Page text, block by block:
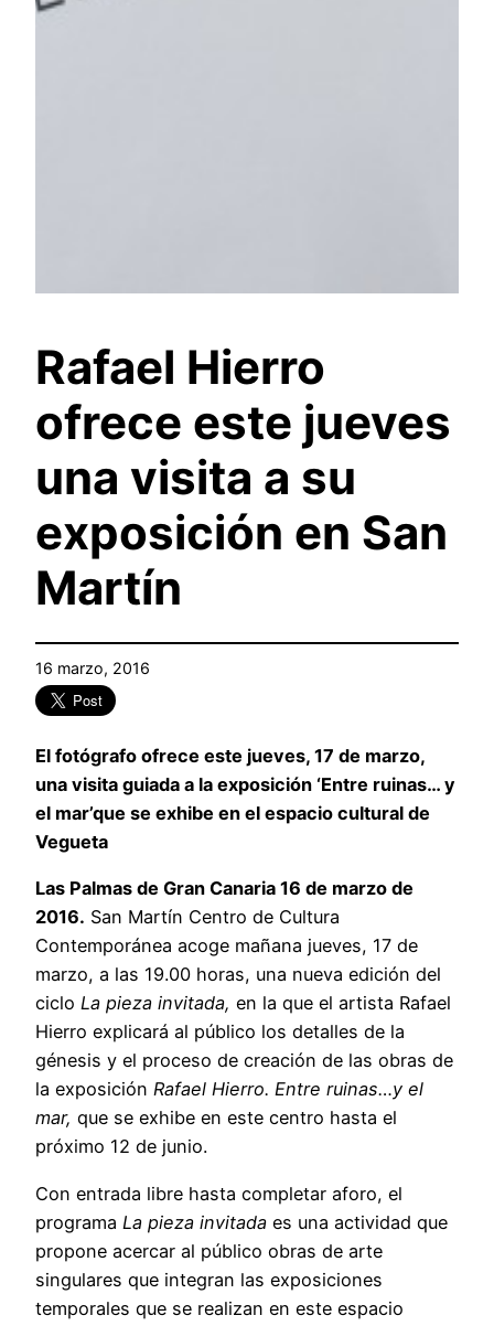
Rafael Hierro
ofrece este jueves
una visita a su
exposición en San
Martín
16 marzo, 2016
El fotógrafo ofrece este jueves, 17 de marzo,
una visita guiada a la exposición ‘Entre ruinas… y
el mar’que se exhibe en el espacio cultural de
Vegueta
Las Palmas de Gran Canaria 16 de marzo de
2016. San Martín Centro de Cultura
Contemporánea acoge mañana jueves, 17 de
marzo, a las 19.00 horas, una nueva edición del
ciclo La pieza invitada, en la que el artista Rafael
Hierro explicará al público los detalles de la
génesis y el proceso de creación de las obras de
la exposición Rafael Hierro. Entre ruinas…y el
mar, que se exhibe en este centro hasta el
próximo 12 de junio.
Con entrada libre hasta completar aforo, el
programa La pieza invitada es una actividad que
propone acercar al público obras de arte
singulares que integran las exposiciones
temporales que se realizan en este espacio